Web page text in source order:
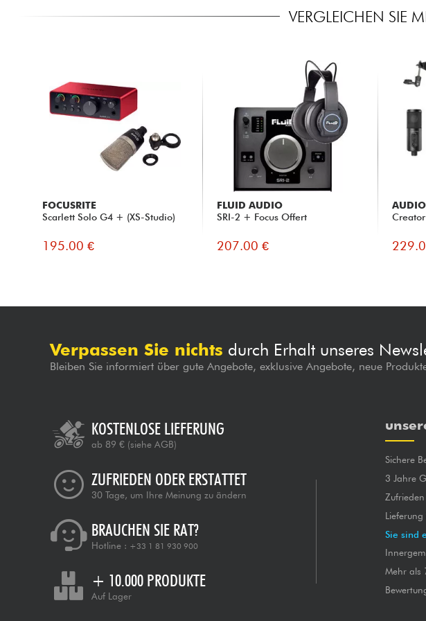
VERGLEICHEN SIE
FOCUSRITE
Scarlett Solo G4 + (XS-Studio)
195.00 €
FLUID AUDIO
SRI-2 + Focus Offert
207.00 €
Verpassen Sie nichts durch Erhalt unseres
Bleiben Sie informiert über gute Angebote, exklusive Angebote, neue
KOSTENLOSE LIEFERUNG
ab 89 € (siehe AGB)
ZUFRIEDEN ODER ERSTATTET
30 Tage, um Ihre Meinung zu ändern
BRAUCHEN SIE RAT?
Hotline : +33 1 81 930 900
+ 10.000 PRODUKTE
Auf Lager
Sichere
3 Jahre
Sie sind
Mehr als